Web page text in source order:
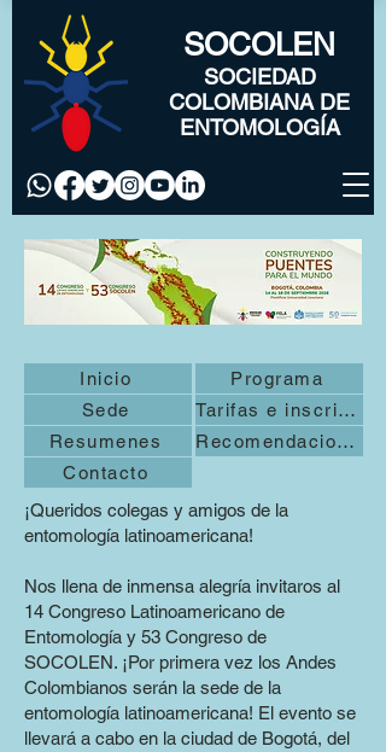
SOCOLEN
SOCIEDAD
COLOMBIANA DE
ENTOMOLOGÍA
Inicio
Sede
Resumenes
Programa
Tarifas e inscripción
Recomendaciones
Contacto
¡Queridos colegas y amigos de la
entomología latinoamericana!
Nos llena de inmensa alegría invitaros al
14 Congreso Latinoamericano de
Entomología y 53 Congreso de
SOCOLEN. ¡Por primera vez los Andes
Colombianos serán la sede de la
entomología latinoamericana! El evento se
llevará a cabo en la ciudad de Bogotá, del